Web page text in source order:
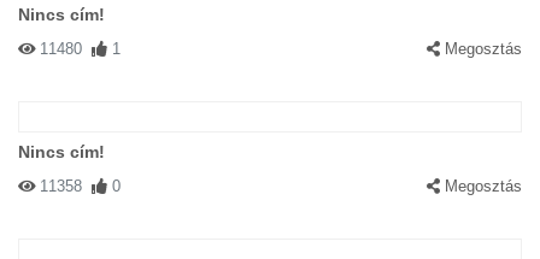
Nincs cím!
11480 1 Megosztás
Nincs cím!
11358 0 Megosztás